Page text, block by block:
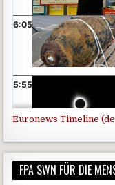
Euronews Timeline
FPA SWN FÜR DIE